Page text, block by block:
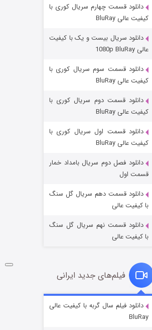
عملیات آپارتمان
مردگان متحرک: شهر مرده ۳
قسمت 2 (زیرنویس) منتشر شد
شکست استوارت در نجات جهان
قسمت
دانلود قسمت چهارم سریال کوری با
کیفیت عالی BluRay
دانلود سریال بیست و یک با کیفیت
عالی 1080p BluRay
دانلود قسمت سوم سریال کوری با
کیفیت عالی BluRay
دانلود قسمت دوم سریال کوری با
کیفیت عالی BluRay
دانلود قسمت اول سریال کوری با
کیفیت عالی BluRay
دانلود فصل دوم سریال بامداد خمار
قسمت اول
دانلود قسمت دهم سریال گل سنگ
با کیفیت عالی
دانلود قسمت نهم سریال گل سنگ
با کیفیت عالی
فیلم‌های جدید ایرانی
دانلود فیلم سال گربه با کیفیت عالی
BluRay